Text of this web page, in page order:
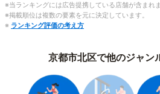
※当ランキングには広告提携している店舗が含まれま
※掲載順位は複数の要素を元に決定しています。
※ ランキング評価の考え方
京都市北区で他のジャン